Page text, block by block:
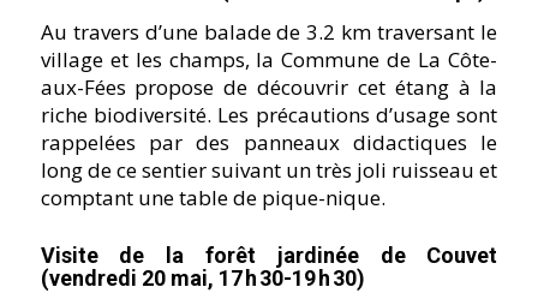
Au travers d’une balade de 3.2 km traversant le
village et les champs, la Commune de La Côte-
aux-Fées propose de découvrir cet étang à la
riche biodiversité. Les précautions d’usage sont
rappelées par des panneaux didactiques le
long de ce sentier suivant un très joli ruisseau et
comptant une table de pique-nique.
Visite de la forêt jardinée de Couvet
(vendredi 20 mai, 17 h 30-19 h 30)